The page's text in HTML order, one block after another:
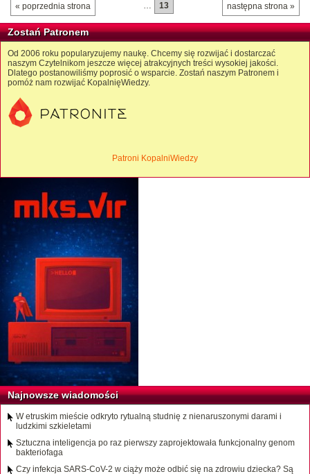
« poprzednia strona następna strona »
… 13
Zostań Patronem
Od 2006 roku popularyzujemy naukę. Chcemy się rozwijać i dostarczać
naszym Czytelnikom jeszcze więcej atrakcyjnych treści wysokiej jakości.
Dlatego postanowiliśmy poprosić o wsparcie. Zostań naszym Patronem i
pomóż nam rozwijać KopalnięWiedzy.
Patroni KopalniWiedzy
Najnowsze wiadomości
W etruskim mieście odkryto rytualną studnię z nienaruszonymi darami i
ludzkimi szkieletami
Sztuczna inteligencja po raz pierwszy zaprojektowała funkcjonalny genom
bakteriofaga
Czy infekcja SARS-CoV-2 w ciąży może odbić się na zdrowiu dziecka? Są